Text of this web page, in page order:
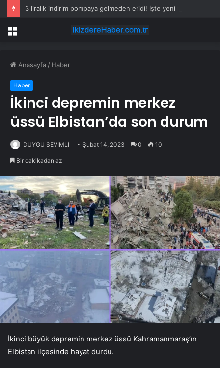
Menü
Anasayfa / Haber
Haber
İkinci depremin merkez
üssü Elbistan’da son durum
DUYGU SEVİMLİ Şubat 14, 2023 0 10
Bir dakikadan az
İkinci büyük depremin merkez üssü Kahramanmaraş’ın
Elbistan ilçesinde hayat durdu.